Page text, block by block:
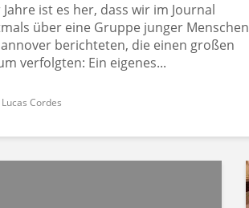
Jahre ist es her, dass wir im Journal
über eine Gruppe junger Menschen
berichteten, die einen großen
verfolgten: Ein eigenes...
Lucas Cordes